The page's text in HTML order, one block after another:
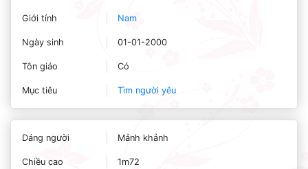
Giới tính Nam
Ngày sinh 01-01-2000
Tôn giáo Có
Mục tiêu Tìm người yêu
Dáng người Mảnh khảnh
Chiều cao 1m72